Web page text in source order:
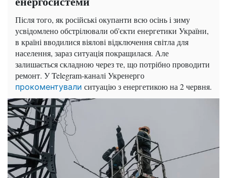
Після того, як російські окупанти всю осінь і зиму
усвідомлено обстрілювали об'єкти енергетики України,
в країні вводилися віялові відключення світла для
населення, зараз ситуація покращилася. Але
залишається складною через те, що потрібно проводити
ремонт. У Telegram-каналі Укренерго
прокоментували ситуацію з енергетикою на 2 червня.